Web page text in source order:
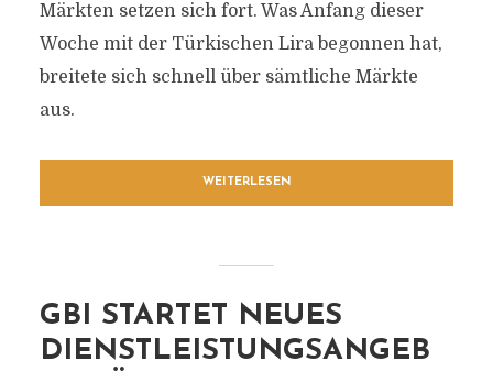
Märkten setzen sich fort. Was Anfang dieser
Woche mit der Türkischen Lira begonnen hat,
breitete sich schnell über sämtliche Märkte
aus.
WEITERLESEN
GBI STARTET NEUES
DIENSTLEISTUNGSANGEB